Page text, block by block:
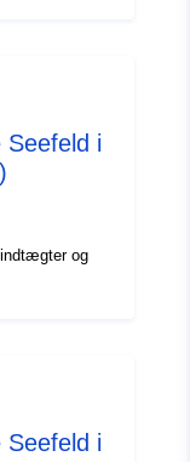
Seefeld i
og
Seefeld i